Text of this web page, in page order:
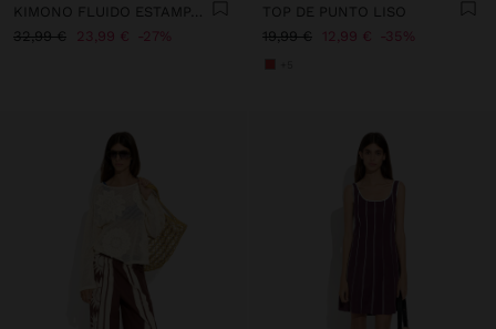
32,99 €
23,99 € 27%
TOP DE PUNTO LISO
19,99 €
12,99 € 35%